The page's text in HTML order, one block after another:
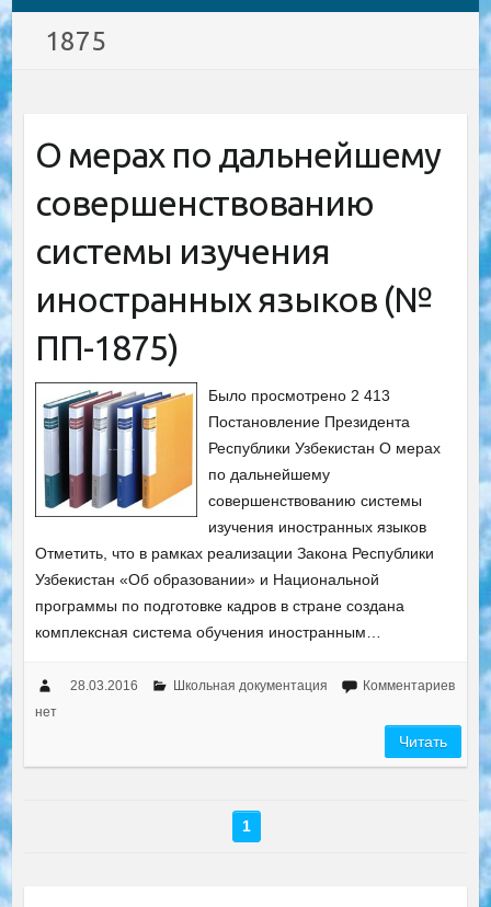
1875
О мерах по дальнейшему
совершенствованию
системы изучения
иностранных языков (№
ПП-1875)
Было просмотрено 2 413
Постановление Президента
Республики Узбекистан О мерах
по дальнейшему
совершенствованию системы
изучения иностранных языков
Отметить, что в рамках реализации Закона Республики
Узбекистан «Об образовании» и Национальной
программы по подготовке кадров в стране создана
комплексная система обучения иностранным…
28.03.2016 Школьная документация
Комментариев
нет
Читать
1